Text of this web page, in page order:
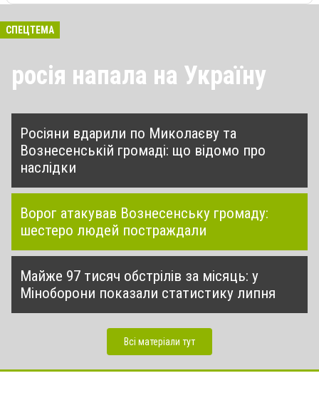
СПЕЦТЕМА
росія напала на Україну
Росіяни вдарили по Миколаєву та
Вознесенській громаді: що відомо про
наслідки
Ворог атакував Вознесенську громаду:
шестеро людей постраждали
Майже 97 тисяч обстрілів за місяць: у
Міноборони показали статистику липня
Всі матеріали тут